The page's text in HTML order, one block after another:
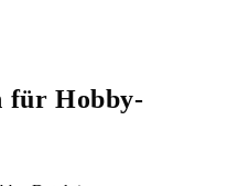
für Hobby-